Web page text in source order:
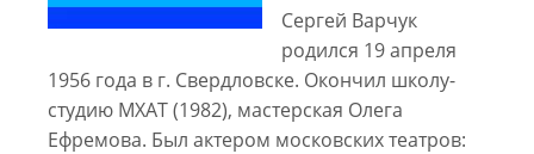
Сергей Варчук
родился 19 апреля
1956 года в г. Свердловске. Окончил школу-
студию МХАТ (1982), мастерская Олега
Ефремова. Был актером московских театров: